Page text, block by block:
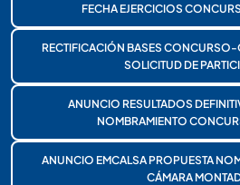
FECHA EJERCICIOS
RECTIFICACIÓN BASES
SOLICITUD DE
ANUNCIO RESULTADOS
NOMBRAMIENTO
ANUNCIO EMCALSA PROPUESTA
CÁMARA